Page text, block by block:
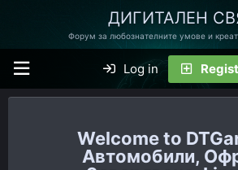
ДИГИТАЛЕН
Форум за любознателните умове и
Log in
Автомобили,